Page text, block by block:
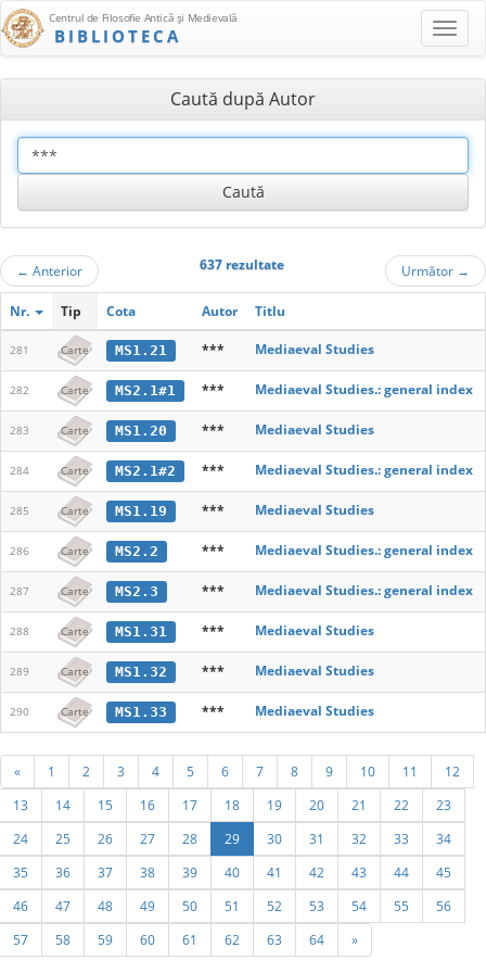
Centrul de Filosofie Antică şi Medievală
BIBLIOTECA
Caută după Autor
← Anterior 637 rezultate Următor →
Nr. Tip Cota Autor Titlu
281 Carte MS1.21 *** Mediaeval Studies
282 Carte MS2.1#1 *** Mediaeval Studies.: general index
283 Carte MS1.20 *** Mediaeval Studies
284 Carte MS2.1#2 *** Mediaeval Studies.: general index
285 Carte MS1.19 *** Mediaeval Studies
286 Carte MS2.2 *** Mediaeval Studies.: general index
287 Carte MS2.3 *** Mediaeval Studies.: general index
288 Carte MS1.31 *** Mediaeval Studies
289 Carte MS1.32 *** Mediaeval Studies
290 Carte MS1.33 *** Mediaeval Studies
« 1 2 3 4 5 6 7 8 9 10 11
12
13
14 15 16 17 18 19 20 21 22
23
24
25 26 27 28 29 30 31 32 33
34
35
36 37 38 39 40 41 42 43 44
45
46
47 48 49 50 51 52 53 54 55
56
57
58 59 60 61 62 63 64 »